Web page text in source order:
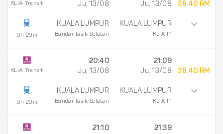
KLIA Transit
0h 29m
Ju, 13/08
KUALA LUMPUR
Bandar Tasik Selatan
Ju, 13/08
KUALA LUMPUR
KLIA T1
38.40 RM
KLIA Transit
0h 29m
20:40
Ju, 13/08
KUALA LUMPUR
Bandar Tasik Selatan
21:09
Ju, 13/08
KUALA LUMPUR
KLIA T1
38.40 RM
21:10
21:39